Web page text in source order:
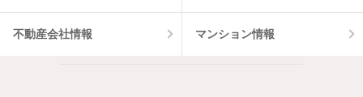
不動産会社情報 マンション情報